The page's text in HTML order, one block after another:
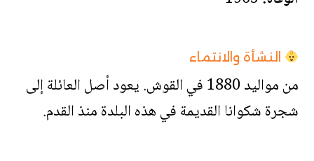
النشأة والانتماء
من مواليد 1880 في القوش. يعود أصل العائلة إلى
شجرة شكوانا القديمة في هذه البلدة منذ القدم.